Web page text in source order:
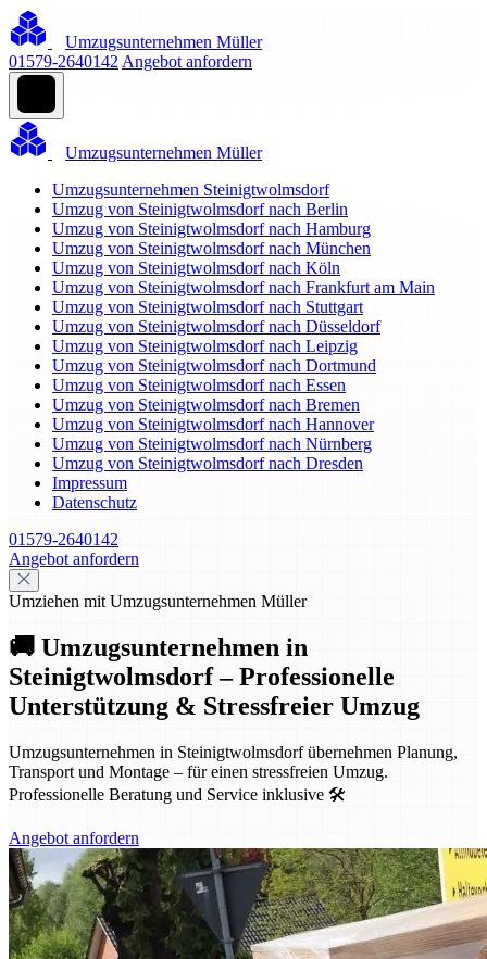
Umzugsunternehmen Müller
01579-2640142 Angebot anfordern
Umzugsunternehmen Müller
Umzugsunternehmen Steinigtwolmsdorf
Umzug von Steinigtwolmsdorf nach Berlin
Umzug von Steinigtwolmsdorf nach Hamburg
Umzug von Steinigtwolmsdorf nach München
Umzug von Steinigtwolmsdorf nach Köln
Umzug von Steinigtwolmsdorf nach Frankfurt am Main
Umzug von Steinigtwolmsdorf nach Stuttgart
Umzug von Steinigtwolmsdorf nach Düsseldorf
Umzug von Steinigtwolmsdorf nach Leipzig
Umzug von Steinigtwolmsdorf nach Dortmund
Umzug von Steinigtwolmsdorf nach Essen
Umzug von Steinigtwolmsdorf nach Bremen
Umzug von Steinigtwolmsdorf nach Hannover
Umzug von Steinigtwolmsdorf nach Nürnberg
Umzug von Steinigtwolmsdorf nach Dresden
Impressum
Datenschutz
01579-2640142
Angebot anfordern
Umziehen mit Umzugsunternehmen Müller
🚚 Umzugsunternehmen in
Steinigtwolmsdorf – Professionelle
Unterstützung & Stressfreier Umzug
Umzugsunternehmen in Steinigtwolmsdorf übernehmen Planung,
Transport und Montage – für einen stressfreien Umzug.
Professionelle Beratung und Service inklusive 🛠️
Angebot anfordern